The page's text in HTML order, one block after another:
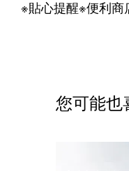
※貼心提醒※便利商
您可能也